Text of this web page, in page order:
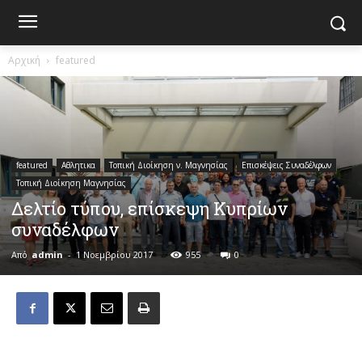
Αρχική featured
featured Αθλητικα Τοπική Διοίκηση ν. Μαγνησίας
Επισκέψεις Συναδέλφων
Τοπική Διοίκηση Μαγνησίας
Δελτίο τύπου, επίσκεψη Κυπρίων
συναδέλφων
Από admin - 1 Νοεμβρίου 2017 955 0